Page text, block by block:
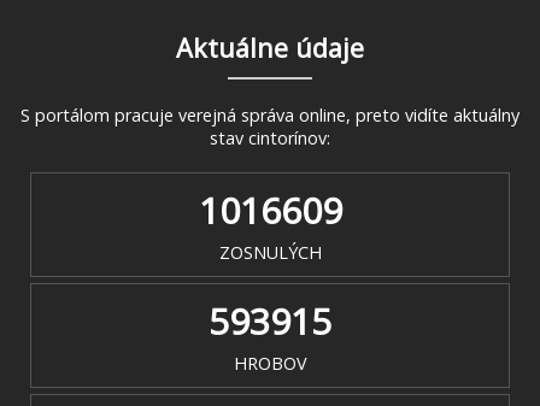
Aktuálne údaje
S portálom pracuje verejná správa online, preto vidíte aktuálny
stav cintorínov:
1016609
ZOSNULÝCH
593915
HROBOV